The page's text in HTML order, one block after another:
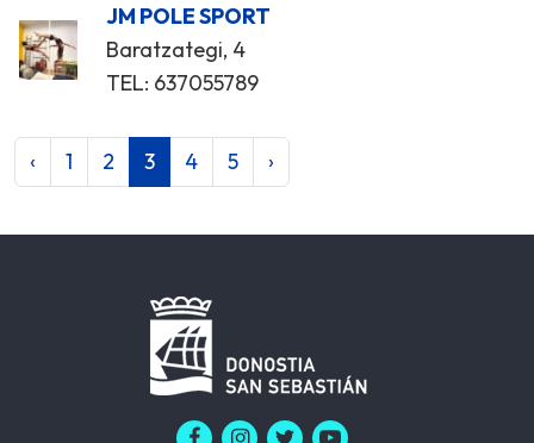
JM POLE SPORT
Baratzategi, 4
TEL: 637055789
‹ 1 2 3 4 5 ›